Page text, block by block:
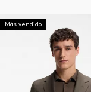
Más vendido